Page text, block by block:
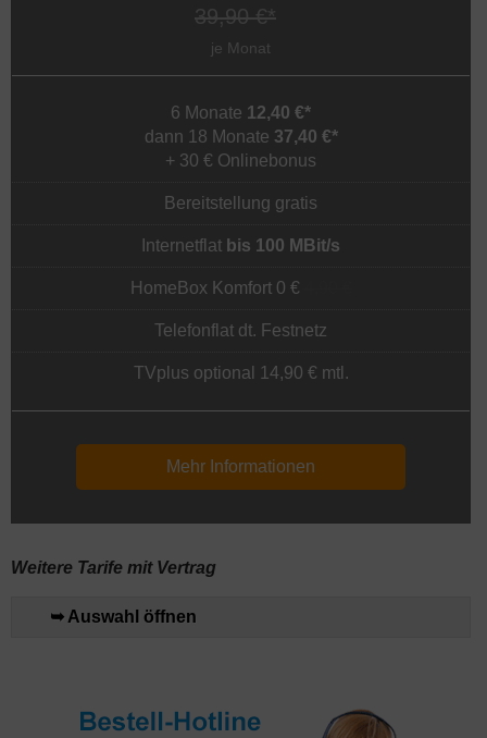
39,90 €*
je Monat
6 Monate 12,40 €*
dann 18 Monate 37,40 €*
+ 30 € Onlinebonus
Bereitstellung gratis
Internetflat bis 100 MBit/s
HomeBox Komfort 0 €
Telefonflat dt. Festnetz
TVplus optional 14,90 € mtl.
Mehr Informationen
Weitere Tarife mit Vertrag
➥ Auswahl öffnen